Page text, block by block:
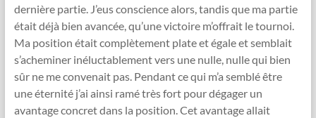
dernière partie. J’eus conscience alors, tandis que ma partie
était déjà bien avancée, qu’une victoire m’offrait le tournoi.
Ma position était complètement plate et égale et semblait
s’acheminer inéluctablement vers une nulle, nulle qui bien
sûr ne me convenait pas. Pendant ce qui m’a semblé être
une éternité j’ai ainsi ramé très fort pour dégager un
avantage concret dans la position. Cet avantage allait